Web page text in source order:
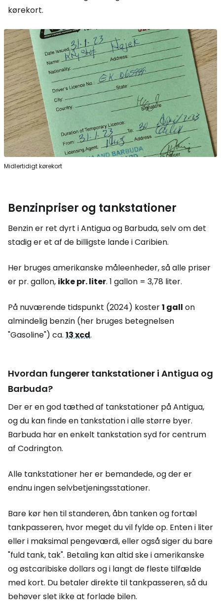
kørekort.
Midlertidigt kørekort
Benzinpriser og tankstationer
Benzin er ret dyrt i Antigua og Barbuda, selv om det
stadig er et af de billigste lande i Caribien.
Her bruges amerikanske måleenheder, så alle priser
er pr. gallon, ikke pr. liter. 1 gallon = 3,78 liter.
På nuværende tidspunkt (2024) koster1 gall on
almindelig benzin (her bruges betegnelsen
"Gasoline") ca. 13 xcd.
Hvordan fungerer tankstationer i Antigua og
Barbuda?
Der er en god tæthed af tankstationer på Antigua,
og du kan finde en tankstation i alle større byer.
Barbuda har en enkelt tankstation syd for centrum
af Codrington.
Alle tankstationer her er bemandede, og der er
endnu ingen selvbetjeningsstationer.
Bare kør hen til standeren, åbn tanken og fortæl
tankpasseren, hvor meget du vil fylde op. Enten i liter
eller i maksimal pengeværdi, eller også siger du bare
"fuld tank, tak". Betaling kan altid ske i amerikanske
og østcaribiske dollars og i langt de fleste tilfælde
med kort. Du betaler direkte til tankpasseren, så du
behøver slet ikke at forlade bilen.